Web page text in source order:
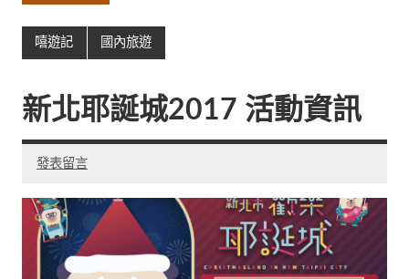
嘻遊記 國內旅遊
新北耶誕城2017 活動資訊
發表留言